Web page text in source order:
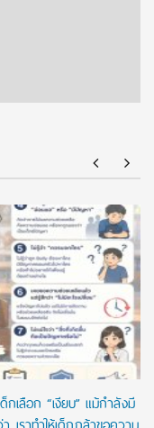
กเลือก “เงียบ” แม้กำลังมี